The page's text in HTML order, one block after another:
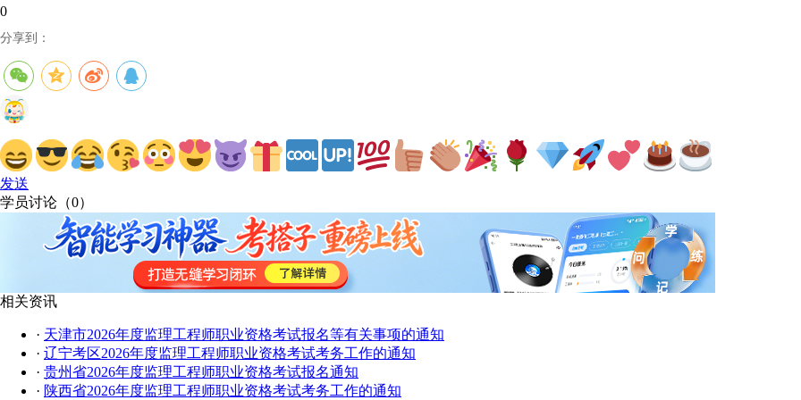
0
分享到：
发送
学员讨论（0）
相关资讯
· 天津市2026年度监理工程师职业资格考试报名等有关事项的通知
· 辽宁考区2026年度监理工程师职业资格考试考务工作的通知
· 贵州省2026年度监理工程师职业资格考试报名通知
· 陕西省2026年度监理工程师职业资格考试考务工作的通知